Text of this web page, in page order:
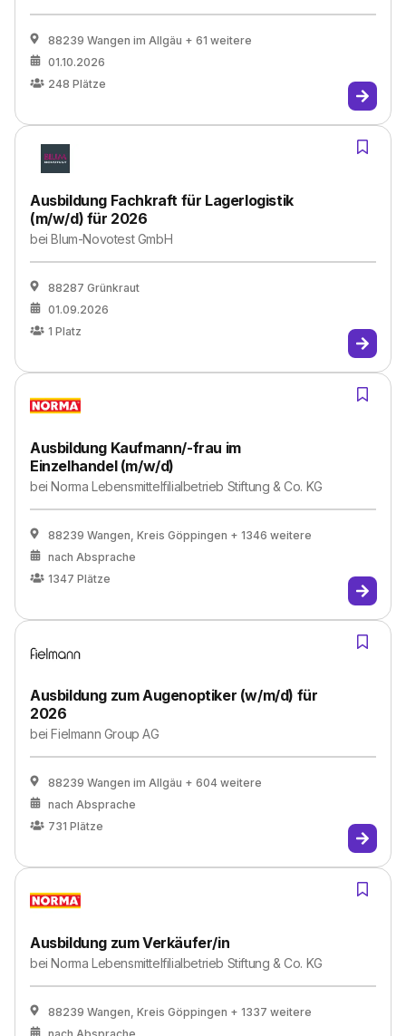
88239 Wangen im Allgäu + 61 weitere
01.10.2026
248 Plätze
Ausbildung Fachkraft für Lagerlogistik
(m/w/d) für 2026
beiBlum-Novotest GmbH
88287 Grünkraut
01.09.2026
1 Platz
Ausbildung Kaufmann/-frau im
Einzelhandel (m/w/d)
beiNorma Lebensmittelfilialbetrieb Stiftung & Co. KG
88239 Wangen, Kreis Göppingen + 1346 weitere
nach Absprache
1347 Plätze
Ausbildung zum Augenoptiker (w/m/d) für
2026
beiFielmann Group AG
88239 Wangen im Allgäu + 604 weitere
nach Absprache
731 Plätze
Ausbildung zum Verkäufer/in
beiNorma Lebensmittelfilialbetrieb Stiftung & Co. KG
88239 Wangen, Kreis Göppingen + 1337 weitere